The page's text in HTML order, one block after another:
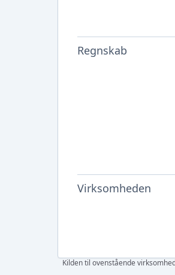
Regnskab
Virksomheden
Kilden til ovenstående